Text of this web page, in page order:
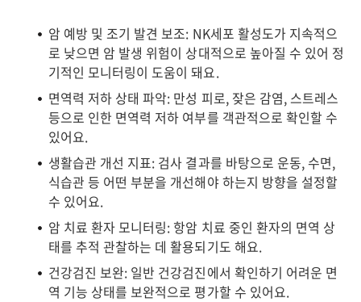
암 예방 및 조기 발견 보조: NK세포 활성도가 지속적으
로 낮으면 암 발생 위험이 상대적으로 높아질 수 있어 정
기적인 모니터링이 도움이 돼요.
면역력 저하 상태 파악: 만성 피로, 잦은 감염, 스트레스
등으로 인한 면역력 저하 여부를 객관적으로 확인할 수
있어요.
생활습관 개선 지표: 검사 결과를 바탕으로 운동, 수면,
식습관 등 어떤 부분을 개선해야 하는지 방향을 설정할
수 있어요.
암 치료 환자 모니터링: 항암 치료 중인 환자의 면역 상
태를 추적 관찰하는 데 활용되기도 해요.
건강검진 보완: 일반 건강검진에서 확인하기 어려운 면
역 기능 상태를 보완적으로 평가할 수 있어요.